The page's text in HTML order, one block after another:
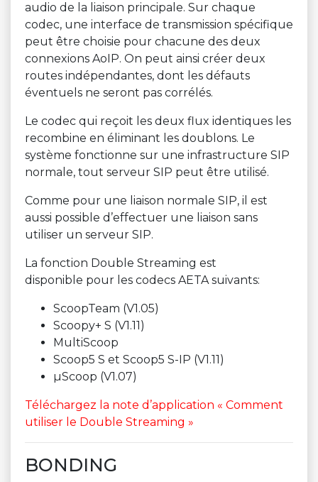
audio de la liaison principale. Sur chaque
codec, une interface de transmission spécifique
peut être choisie pour chacune des deux
connexions AoIP. On peut ainsi créer deux
routes indépendantes, dont les défauts
éventuels ne seront pas corrélés.
Le codec qui reçoit les deux flux identiques les
recombine en éliminant les doublons. Le
système fonctionne sur une infrastructure SIP
normale, tout serveur SIP peut être utilisé.
Comme pour une liaison normale SIP, il est
aussi possible d’effectuer une liaison sans
utiliser un serveur SIP.
La fonction Double Streaming est
disponible pour les codecs AETA suivants:
ScoopTeam (V1.05)
Scoopy+ S (V1.11)
MultiScoop
Scoop5 S et Scoop5 S-IP (V1.11)
µScoop (V1.07)
Téléchargez la note d’application « Comment
utiliser le Double Streaming »
BONDING